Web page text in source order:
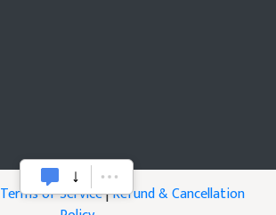
Terms of Service|Refund & Cancellation